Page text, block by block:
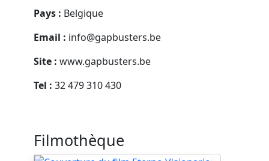
Pays : Belgique
Email : info@gapbusters.be
Site : www.gapbusters.be
Tel : 32 479 310 430
Filmothèque